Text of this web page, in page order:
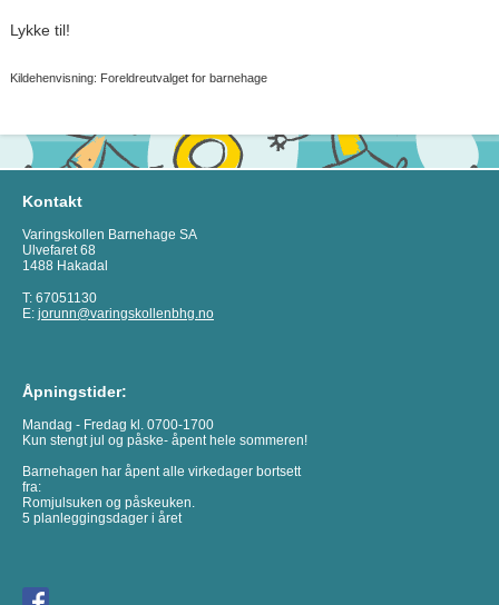
Lykke til!
Kildehenvisning: Foreldreutvalget for barnehage
Kontakt
Varingskollen Barnehage SA
Ulvefaret 68
1488 Hakadal
T: 67051130
E: jorunn@varingskollenbhg.no
Åpningstider:
Mandag - Fredag kl. 0700-1700
Kun stengt jul og påske- åpent hele sommeren!
Barnehagen har åpent alle virkedager bortsett
fra:
Romjulsuken og påskeuken.
5 planleggingsdager i året